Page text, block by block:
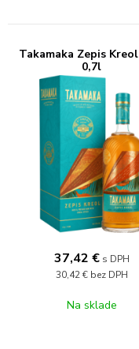
Takamaka Zepis
0,7l
37,42 € s DPH
30,42 € bez DPH
Na sklade